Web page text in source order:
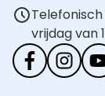
vrijdag van